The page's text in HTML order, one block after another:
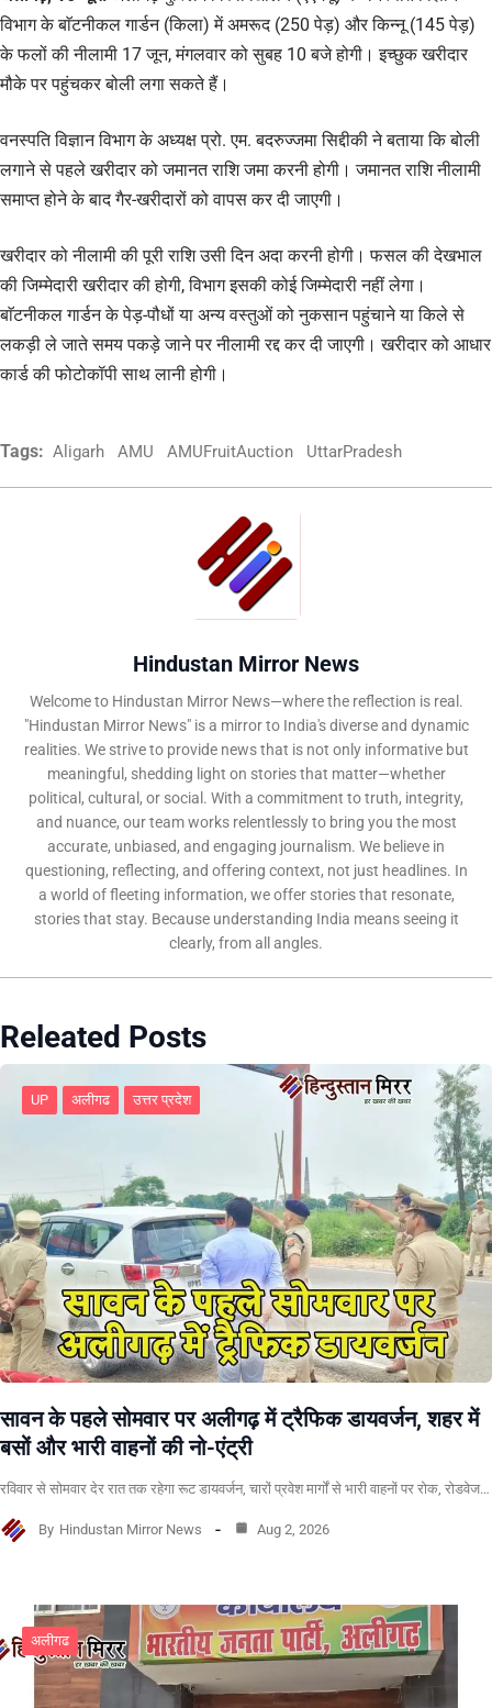
विभाग के बाॅटनीकल गार्डन (किला) में अमरूद (250 पेड़) और किन्नू (145 पेड़)
के फलों की नीलामी 17 जून, मंगलवार को सुबह 10 बजे होगी। इच्छुक खरीदार
मौके पर पहुंचकर बोली लगा सकते हैं।
वनस्पति विज्ञान विभाग के अध्यक्ष प्रो. एम. बदरुज्जमा सिद्दीकी ने बताया कि बोली
लगाने से पहले खरीदार को जमानत राशि जमा करनी होगी। जमानत राशि नीलामी
समाप्त होने के बाद गैर-खरीदारों को वापस कर दी जाएगी।
खरीदार को नीलामी की पूरी राशि उसी दिन अदा करनी होगी। फसल की देखभाल
की जिम्मेदारी खरीदार की होगी, विभाग इसकी कोई जिम्मेदारी नहीं लेगा।
बाॅटनीकल गार्डन के पेड़-पौधों या अन्य वस्तुओं को नुकसान पहुंचाने या किले से
लकड़ी ले जाते समय पकड़े जाने पर नीलामी रद्द कर दी जाएगी। खरीदार को आधार
कार्ड की फोटोकॉपी साथ लानी होगी।
Tags: Aligarh AMU AMUFruitAuction UttarPradesh
Hindustan Mirror News
Welcome to Hindustan Mirror News—where the reflection is real.
"Hindustan Mirror News" is a mirror to India's diverse and dynamic
realities. We strive to provide news that is not only informative but
meaningful, shedding light on stories that matter—whether
political, cultural, or social. With a commitment to truth, integrity,
and nuance, our team works relentlessly to bring you the most
accurate, unbiased, and engaging journalism. We believe in
questioning, reflecting, and offering context, not just headlines. In
a world of fleeting information, we offer stories that resonate,
stories that stay. Because understanding India means seeing it
clearly, from all angles.
Releated Posts
UP अलीगढ उत्तर प्रदेश
सावन के पहले सोमवार पर अलीगढ़ में ट्रैफिक डायवर्जन, शहर में
बसों और भारी वाहनों की नो-एंट्री
रविवार से सोमवार देर रात तक रहेगा रूट डायवर्जन, चारों प्रवेश मार्गों से भारी वाहनों पर रोक, रोडवेज…
By Hindustan Mirror News Aug 2, 2026
अलीगढ